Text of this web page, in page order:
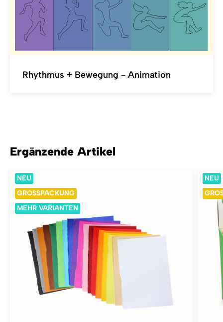
Rhythmus + Bewegung - Animation
Ergänzende Artikel
NEU
GROSSPACKUNG
MEHR VARIANTEN
NEU